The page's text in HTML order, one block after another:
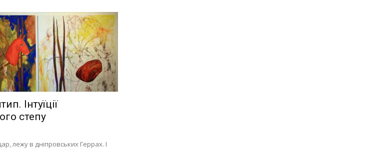
Україна
Інтуїції
степу
лежу в дніпровських Геррах. І